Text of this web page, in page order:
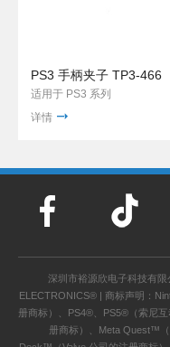
PS3 手柄夹子 TP3-466
适用于 PS3 系列
详情
深圳市裕源欣电子科技有
ELECTRONICS® | 商标声明：
册商标）、PS4®、PS5®（索尼
册商标）、Meta Quest™